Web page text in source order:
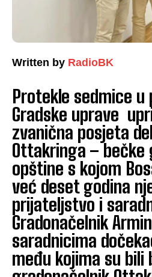
Written by RadioBK
Protekle sedmice
Gradske uprave
zvanična posjeta
Ottakringa – bečke
opštine s kojom
već deset godina
prijateljstvo i
Gradonačelnik
saradnicima
među kojima su bili